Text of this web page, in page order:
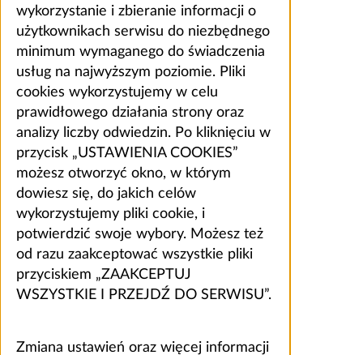
wykorzystanie i zbieranie informacji o
użytkownikach serwisu do niezbędnego
minimum wymaganego do świadczenia
usług na najwyższym poziomie. Pliki
cookies wykorzystujemy w celu
prawidłowego działania strony oraz
analizy liczby odwiedzin. Po kliknięciu w
przycisk „USTAWIENIA COOKIES”
możesz otworzyć okno, w którym
dowiesz się, do jakich celów
wykorzystujemy pliki cookie, i
potwierdzić swoje wybory. Możesz też
od razu zaakceptować wszystkie pliki
przyciskiem „ZAAKCEPTUJ
WSZYSTKIE I PRZEJDŹ DO SERWISU”.
Zmiana ustawień oraz więcej informacji